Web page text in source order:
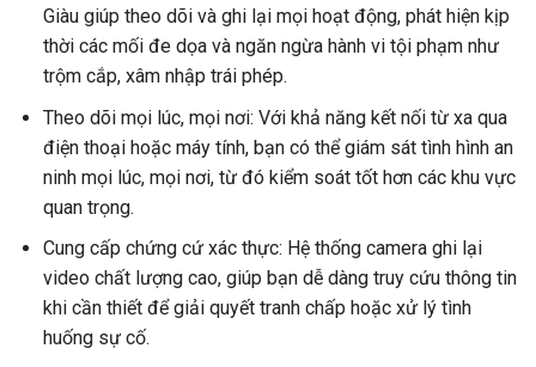
Giàu giúp theo dõi và ghi lại mọi hoạt động, phát hiện kịp
thời các mối đe dọa và ngăn ngừa hành vi tội phạm như
trộm cắp, xâm nhập trái phép.
Theo dõi mọi lúc, mọi nơi: Với khả năng kết nối từ xa qua
điện thoại hoặc máy tính, bạn có thể giám sát tình hình an
ninh mọi lúc, mọi nơi, từ đó kiểm soát tốt hơn các khu vực
quan trọng.
Cung cấp chứng cứ xác thực: Hệ thống camera ghi lại
video chất lượng cao, giúp bạn dễ dàng truy cứu thông tin
khi cần thiết để giải quyết tranh chấp hoặc xử lý tình
huống sự cố.